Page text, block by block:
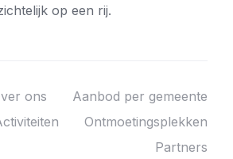
op een rij.
ons
Aanbod per gemeente
Ontmoetingsplekken
Partners